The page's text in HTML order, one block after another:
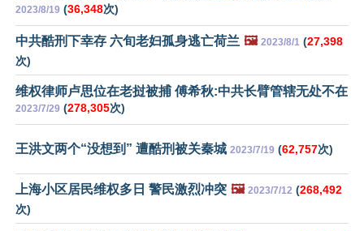
2023/8/19 (36,348次)
中共酷刑下幸存 六旬老妇孤身逃亡荷兰 🖼️ 2023/8/1 (27,398
次)
维权律师卢思位在老挝被捕 傅希秋:中共长臂管辖无处不在
2023/7/29 (278,305次)
王洪文两个“没想到” 遭酷刑被关秦城 2023/7/19 (62,757次)
上海小区居民维权多日 警民激烈冲突 🖼️ 2023/7/12 (268,492
次)